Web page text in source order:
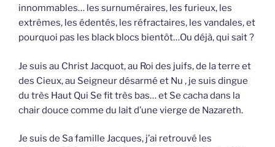
innommables… les surnuméraires, les furieux, les
extrêmes, les édentés, les réfractaires, les vandales, et
pourquoi pas les black blocs bientôt…Ou déjà, qui sait ?
Je suis au Christ Jacquot, au Roi des juifs, de la terre et
des Cieux, au Seigneur désarmé et Nu , je suis dingue
du très Haut Qui Se fit très bas… et Se cacha dans la
chair douce comme du lait d’une vierge de Nazareth.
Je suis de Sa famille Jacques, j’ai retrouvé les